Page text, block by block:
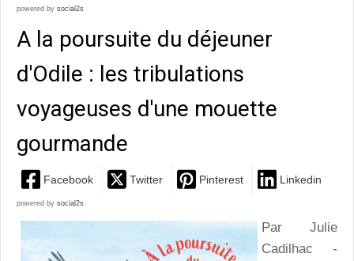
powered by social2s
A la poursuite du déjeuner
d'Odile : les tribulations
voyageuses d'une mouette
gourmande
Facebook Twitter Pinterest Linkedin
powered by social2s
Par Julie
Cadilhac -